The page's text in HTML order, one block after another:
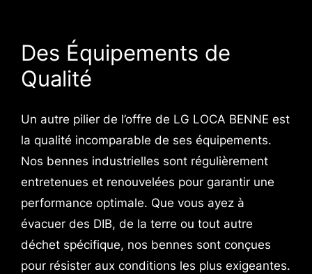
Des Équipements de
Qualité
Un autre pilier de l’offre de LG LOCA BENNE est
la qualité incomparable de ses équipements.
Nos bennes industrielles sont régulièrement
entretenues et renouvelées pour garantir une
performance optimale. Que vous ayez à
évacuer des DIB, de la terre ou tout autre
déchet spécifique, nos bennes sont conçues
pour résister aux conditions les plus exigeantes.